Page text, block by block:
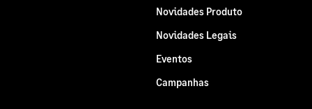
Novidades Produto
Novidades Legais
Eventos
Campanhas